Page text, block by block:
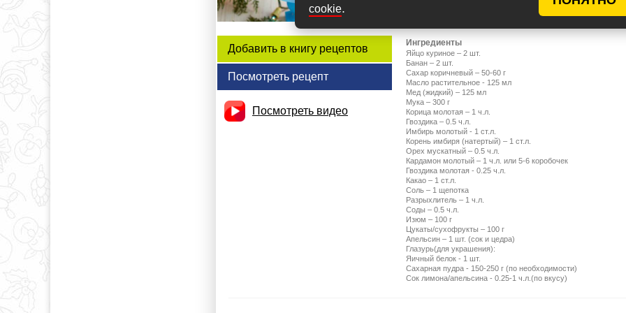
cookie.
Добавить в книгу рецептов
Посмотреть рецепт
Посмотреть видео
вами рецептом простого, быстрого в
Ингредиенты
Яйцо куриное – 2 шт.
Банан – 2 шт.
Сахар коричневый – 50-60 г
Масло растительное - 125 мл
Мед (жидкий) – 125 мл
Мука – 300 г
Корица молотая – 1 ч.л.
Гвоздика – 0.5 ч.л.
Имбирь молотый - 1 ст.л.
Корень имбиря (натертый) – 1 ст.л.
Орех мускатный – 0.5 ч.л.
Кардамон молотый – 1 ч.л. или 5-6 коробочек
Гвоздика молотая - 0.25 ч.л.
Какао – 1 ст.л.
Соль – 1 щепотка
Разрыхлитель – 1 ч.л.
Соды – 0.5 ч.л.
Изюм – 100 г
Цукаты/сухофрукты – 100 г
Апельсин – 1 шт. (сок и цедра)
Глазурь(для украшения):
Яичный белок - 1 шт.
Сахарная пудра - 150-250 г (по необходимости)
Сок лимона/апельсина - 0.25-1 ч.л.(по вкусу)